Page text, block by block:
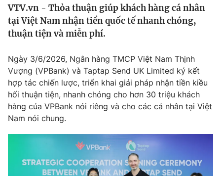
Thế giới
Tin tức
Câu chuyện quốc tế
Kinh tế
Tài chính
Thị trường
Góc doanh nghiệp
Dữ liệu và đời sống
Truyền hình
Phim VTV
Hậu trường
Nhân vật
Âm nhạc
VTV.vn - Thỏa thuận giúp khách hàng cá nhân
tại Việt Nam nhận tiền quốc tế nhanh chóng,
thuận tiện và miễn phí.
Ngày 3/6/2026, Ngân hàng TMCP Việt Nam Thịnh
Vượng (VPBank) và Taptap Send UK Limited ký kết
hợp tác chiến lược, triển khai giải pháp nhận tiền kiều
hối thuận tiện, nhanh chóng cho hơn 30 triệu khách
hàng của VPBank nói riêng và cho các cá nhân tại Việt
Nam nói chung.